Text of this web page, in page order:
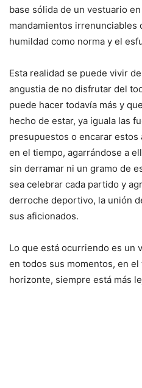
base sólida de un vestuario
mandamientos irrenunciables
humildad como norma y el
Esta realidad se puede vivir
angustia de no disfrutar del
puede hacer todavía más y
hecho de estar, ya iguala las
presupuestos o encarar
en el tiempo, agarrándose a
sin derramar ni un gramo de
sea celebrar cada partido y
derroche deportivo, la unión
sus aficionados.
Lo que está ocurriendo es un
en todos sus momentos, en
horizonte, siempre está más